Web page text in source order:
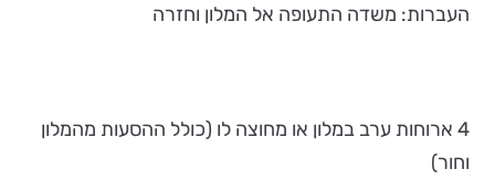
העברות: משדה התעופה אל המלון וחזרה
4 ארוחות ערב במלון או מחוצה לו (כולל ההסעות מהמלון
וחור)